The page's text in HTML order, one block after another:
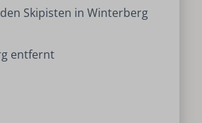
Skipisten in Winterberg
entfernt